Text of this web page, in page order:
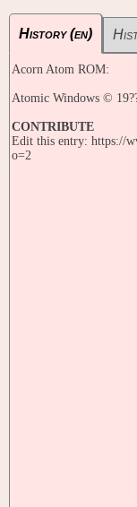
History (en)
Acorn Atom ROM:
Atomic Windows ©
CONTRIBUTE
Edit this entry: https://
o=2